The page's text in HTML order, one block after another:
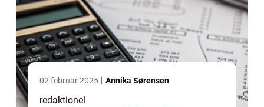
02 februar 2025 Annika Sørensen
redaktionel